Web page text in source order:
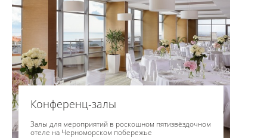
Конференц-залы
Залы для мероприятий в роскошном пятизвёздочном
отеле на Черноморском побережье